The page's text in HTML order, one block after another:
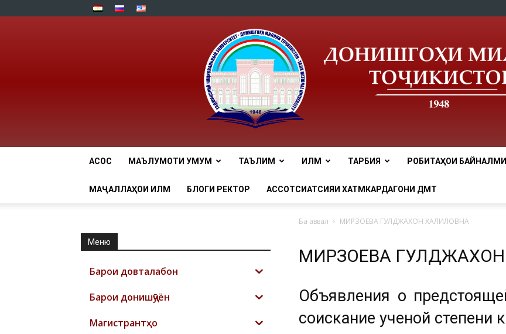
tnu
АСОСӢ МАЪЛУМОТИ УМУМӢ ТАЪЛИМ ИЛМ ТАРБИЯ РОБИТАҲОИ
МАҶАЛЛАҲОИ ИЛМӢ БЛОГИ РЕКТОР АССОТСИАТСИЯИ ХАТМКАРДАГОНИ ДМТ
Ба аввал МИРЗОЕВА ГУЛДЖАХОН ХАЛИЛОВНА
МИРЗОЕВА
Объявления о
соискание ученой степени
Меню
Барои довталабон
Барои донишҷӯён
Магистрантҳо